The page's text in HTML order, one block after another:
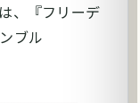
、『フリーデ
ブル